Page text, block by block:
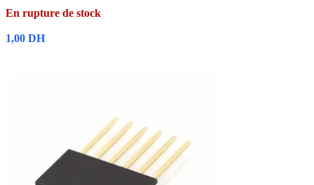
Ajouter à la liste de souhaits
En rupture de stock
1,00 DH